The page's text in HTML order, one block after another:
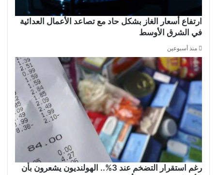
ارتفاع أسعار الغاز بشكل حاد مع تصاعد الأعمال العدائية
في الشرق الأوسط
منذ أسبوعين
رغم استقرار التضخم عند 3%.. الهولنديون يشعرون بأن